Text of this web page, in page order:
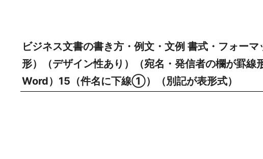
ビジネス文書の書き方・例文・文例 書式・フォー
形）（デザイン性あり）（宛名・発信者の欄が罫線
Word）15（件名に下線①）（別記が表形式）